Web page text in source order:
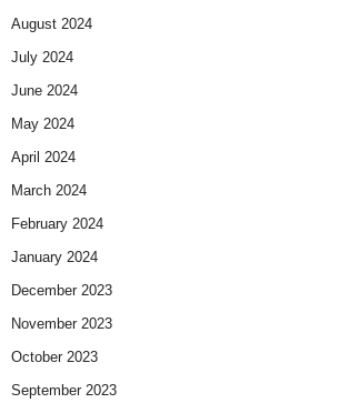
August 2024
July 2024
June 2024
May 2024
April 2024
March 2024
February 2024
January 2024
December 2023
November 2023
October 2023
September 2023